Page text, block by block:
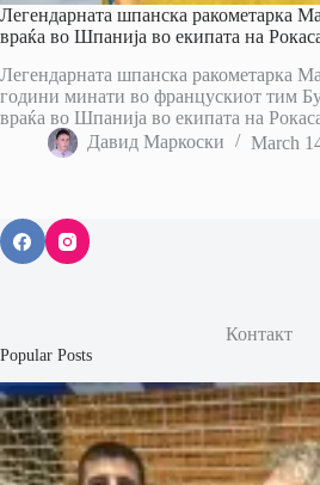
Легендарната шпанска ракометарка
враќа во Шпанија во екипата на
Легендарната шпанска ракометарка
години минати во францускиот тим
враќа во Шпанија во екипата на
Давид Маркоски
March
Контакт
Popular Posts